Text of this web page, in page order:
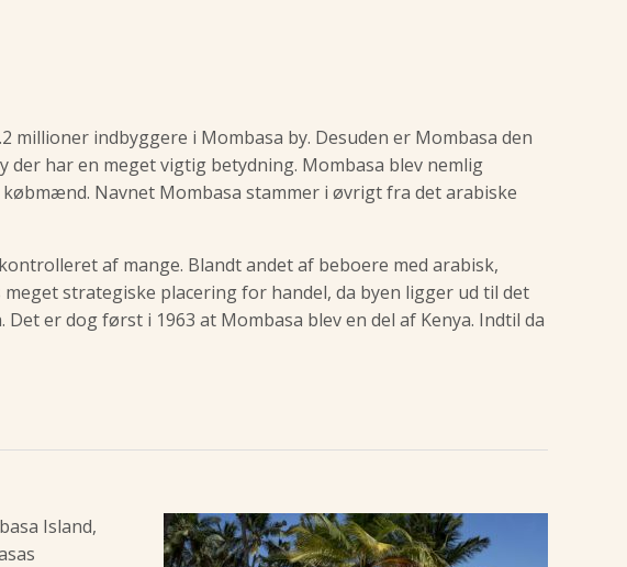
millioner indbyggere i Mombasa by. Desuden er Mombasa den
der har en meget vigtig betydning. Mombasa blev nemlig
Navnet Mombasa stammer i øvrigt fra det arabiske
af mange. Blandt andet af beboere med arabisk,
strategiske placering for handel, da byen ligger ud til det
er dog først i 1963 at Mombasa blev en del af Kenya. Indtil da
Island,